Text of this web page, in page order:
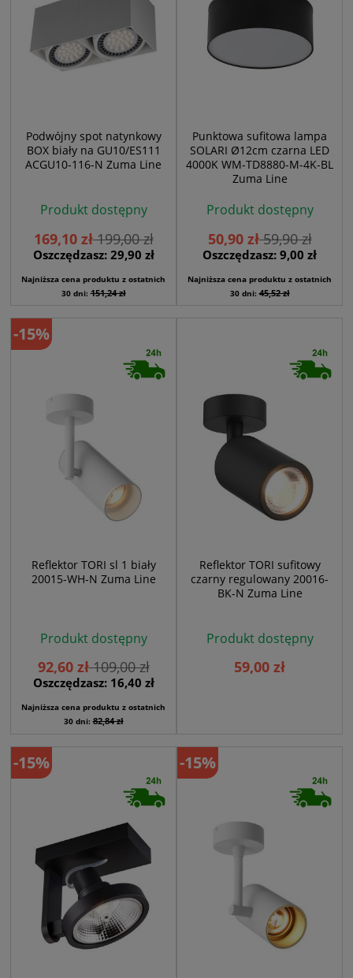
Podwójny spot natynkowy
BOX biały na GU10/ES111
ACGU10-116-N Zuma Line
Produkt dostępny
169,10 zł199,00 zł
Oszczędzasz: 29,90 zł
Najniższa cena produktu z ostatnich
30 dni:151,24 zł
Punktowa sufitowa lampa
SOLARI Ø12cm czarna LED
4000K WM-TD8880-M-4K-BL
Zuma Line
Produkt dostępny
50,90 zł59,90 zł
Oszczędzasz: 9,00 zł
Najniższa cena produktu z ostatnich
30 dni:45,52 zł
Reflektor TORI sl 1 biały
20015-WH-N Zuma Line
Produkt dostępny
92,60 zł109,00 zł
Oszczędzasz: 16,40 zł
Najniższa cena produktu z ostatnich
30 dni:82,84 zł
-15%
Reflektor TORI sufitowy
czarny regulowany 20016-
BK-N Zuma Line
Produkt dostępny
59,00 zł
-15% -15%